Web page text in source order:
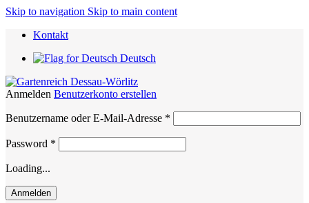
Skip to navigation Skip to main content
Kontakt
Deutsch
Anmelden Benutzerkonto erstellen
Benutzername oder E-Mail-Adresse *
Password *
Loading...
Anmelden